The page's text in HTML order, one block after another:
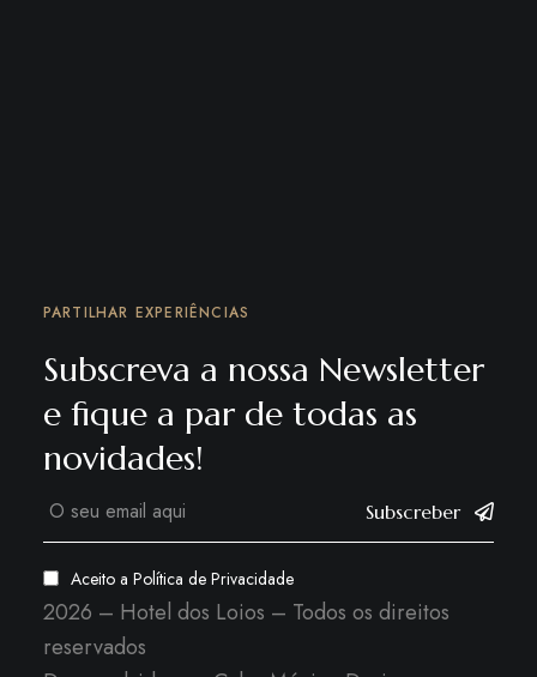
PARTILHAR EXPERIÊNCIAS
Subscreva a nossa Newsletter
e fique a par de todas as
novidades!
Subscreber
Aceito a Política de Privacidade
2026 – Hotel dos Loios – Todos os direitos
reservados